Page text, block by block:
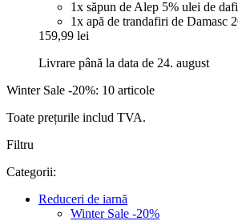
1x săpun de Alep 5% ulei de
1x apă de trandafiri de Damasc
159,99 lei
Livrare până la data de 24. august
Winter Sale -20%: 10 articole
Toate prețurile includ TVA.
Filtru
Categorii:
Reduceri de iarnă
Winter Sale -20%